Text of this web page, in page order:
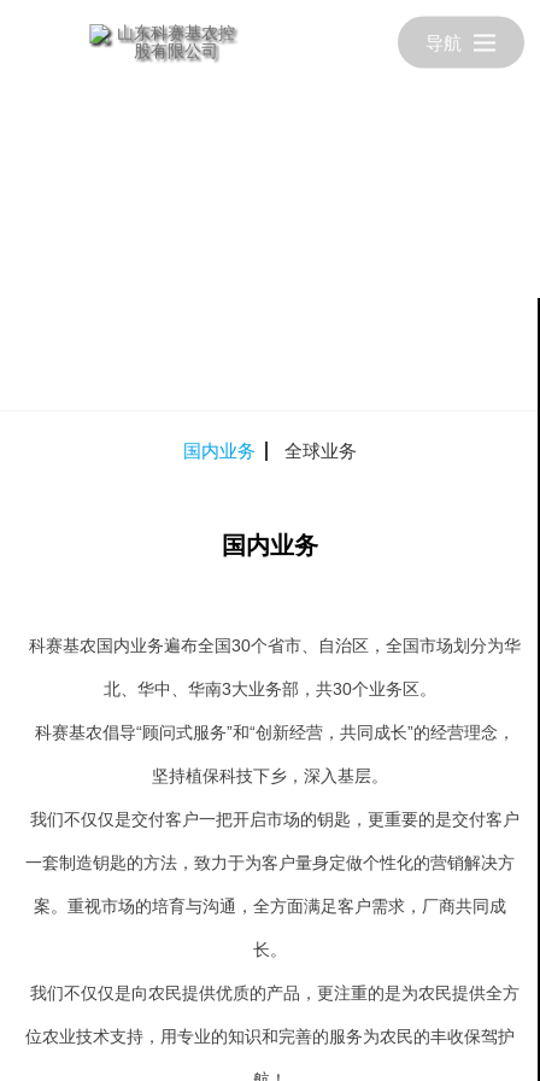
导航
国内业务 全球业务
国内业务
科赛基农国内业务遍布全国30个省市、自治区，全国市场划分为华
北、华中、华南3大业务部，共30个业务区。
科赛基农倡导“顾问式服务”和“创新经营，共同成长”的经营理念，
坚持植保科技下乡，深入基层。
我们不仅仅是交付客户一把开启市场的钥匙，更重要的是交付客户
一套制造钥匙的方法，致力于为客户量身定做个性化的营销解决方
案。重视市场的培育与沟通，全方面满足客户需求，厂商共同成
长。
我们不仅仅是向农民提供优质的产品，更注重的是为农民提供全方
位农业技术支持，用专业的知识和完善的服务为农民的丰收保驾护